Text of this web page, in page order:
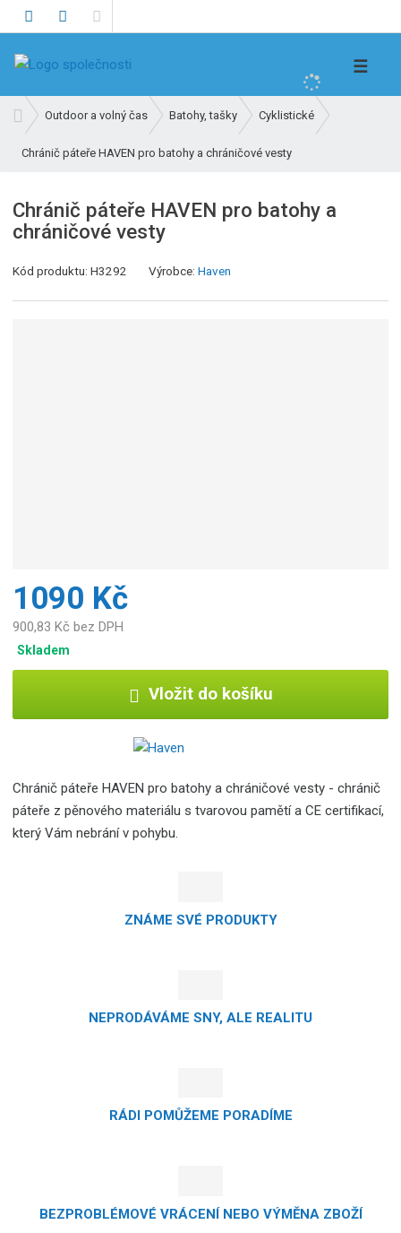
e
t
☰
v
o
í
s
r
Outdoor a volný čas Batohy, tašky Cyklistické
Chránič páteře HAVEN pro batohy a chráničové vesty
Chránič páteře HAVEN pro batohy a
chráničové vesty
Kód produktu:H3292 Výrobce:Haven
1090 Kč
900,83 Kč bez DPH
Skladem
Vložit do košíku
Chránič páteře HAVEN pro batohy a chráničové vesty - chránič
páteře z pěnového materiálu s tvarovou pamětí a CE certifikací,
který Vám nebrání v pohybu.
ZNÁME SVÉ PRODUKTY
NEPRODÁVÁME SNY, ALE REALITU
RÁDI POMŮŽEME PORADÍME
BEZPROBLÉMOVÉ VRÁCENÍ NEBO VÝMĚNA ZBOŽÍ